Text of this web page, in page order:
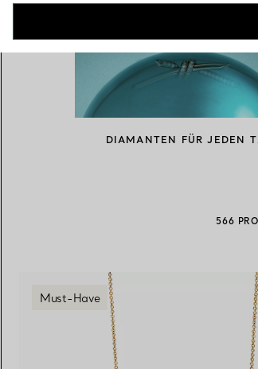
Eheringe für Damen
DIAMANTEN FÜR JEDEN
566
Must-Have